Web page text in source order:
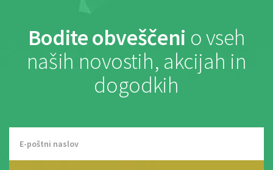
Bodite obveščeni o vseh
naših novostih, akcijah in
dogodkih